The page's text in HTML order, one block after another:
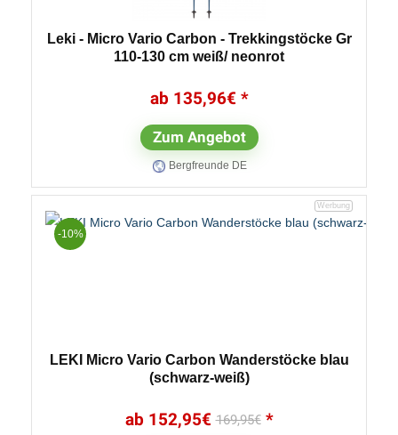
Leki - Micro Vario Carbon - Trekkingstöcke Gr
110-130 cm weiß/ neonrot
135,96€
Zum Angebot
Bergfreunde DE
-10%
LEKI Micro Vario Carbon Wanderstöcke blau
(schwarz-weiß)
152,95€ 169,95€